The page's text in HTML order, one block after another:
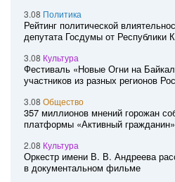
3.08 Политика
Рейтинг политической
депутата Госдумы от Республики
3.08 Культура
Фестиваль «Новые Огни на
участников из разных регионов
3.08 Общество
357 миллионов мнений горожан
платформы «Активный
2.08 Культура
Оркестр имени В. В. Андреева
в документальном фильме